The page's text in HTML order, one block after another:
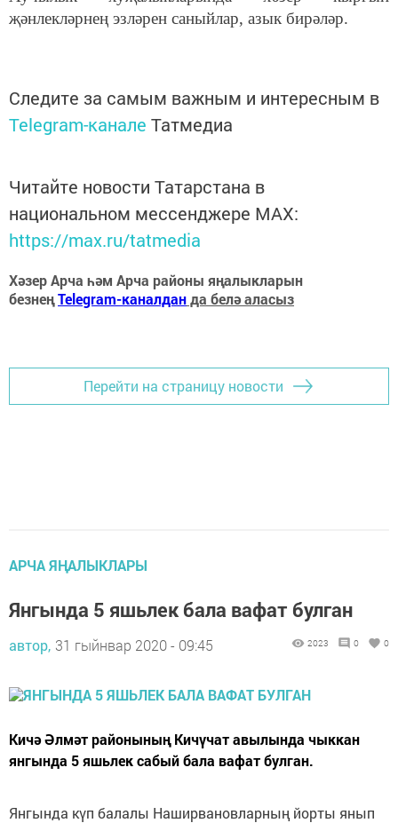
җәнлекләрнең эзләрен саныйлар, азык бирәләр.
Следите за самым важным и интересным в
Telegram-канале Татмедиа
Читайте новости Татарстана в
национальном мессенджере MАХ:
https://max.ru/tatmedia
Хәзер Арча һәм Арча районы яңалыкларын
безнеңTelegram-каналданда белә аласыз
Перейти на страницу новости
АРЧА ЯҢАЛЫКЛАРЫ
Янгында 5 яшьлек бала вафат булган
автор, 31 гыйнвар 2020 - 09:45 2023 0 0
Кичә Әлмәт районының Кичүчат авылында чыккан
янгында 5 яшьлек сабый бала вафат булган.
Янгында күп балалы Наширвановларның йорты янып